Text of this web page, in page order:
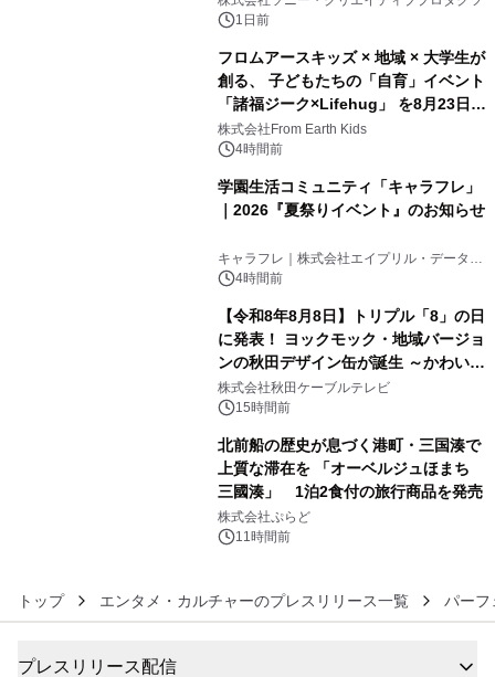
ボグッズも発売決定！
1日前
フロムアースキッズ × 地域 × 大学生が
創る、 子どもたちの「自育」イベント
「諸福ジーク×Lifehug」 を8月23日
(日)開催
株式会社From Earth Kids
4時間前
学園生活コミュニティ「キャラフレ」
｜2026『夏祭りイベント』のお知らせ
キャラフレ｜株式会社エイプリル・データ・
デザインズ
4時間前
【令和8年8月8日】トリプル「8」の日
に発表！ ヨックモック・地域バージョ
ンの秋田デザイン缶が誕生 ～かわいい
秋田犬の子犬と秋田の四季と名所を巡
るパッケージ～ 9月1日(火)秋田県内で
株式会社秋田ケーブルテレビ
15時間前
北前船の歴史が息づく港町・三国湊で
上質な滞在を 「オーベルジュほまち
三國湊」 1泊2食付の旅行商品を発売
株式会社ぷらど
11時間前
トップ エンタメ・カルチャーのプレスリリース一覧 パーフ
プレスリリース配信